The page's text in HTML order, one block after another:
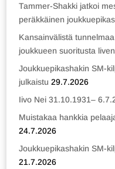
Tammer-Shakki jatkoi
peräkkäinen
Kansainvälistä
joukkueen suoritusta
Joukkuepikashakin SM-
julkaistu 29.7.2026
Iivo Nei 31.10.1931–
Muistakaa hankkia
24.7.2026
Joukkuepikashakin SM-
21.7.2026